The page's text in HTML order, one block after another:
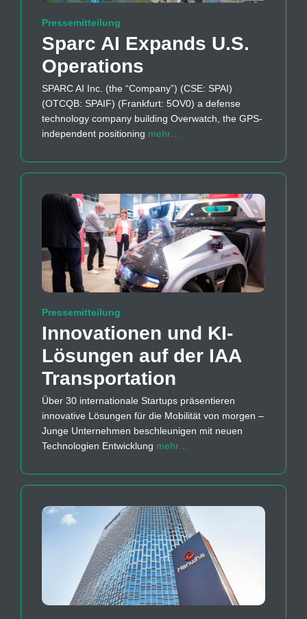
Pressemitteilung
Sparc AI Expands U.S.
Operations
SPARC AI Inc. (the “Company”) (CSE: SPAI)
(OTCQB: SPAIF) (Frankfurt: 5OV0) a defense
technology company building Overwatch, the GPS-
independent positioning mehr…
Pressemitteilung
Innovationen und KI-
Lösungen auf der IAA
Transportation
Über 30 internationale Startups präsentieren
innovative Lösungen für die Mobilität von morgen –
Junge Unternehmen beschleunigen mit neuen
Technologien Entwicklung mehr…